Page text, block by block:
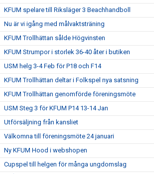
KFUM spelare till Riksläger 3 Beachhandboll
Nu är vi igång med målvaktsträning
KFUM Trollhättan sålde Högvinsten
KFUM Strumpor i storlek 36-40 åter i butiken
USM helg 3-4 Feb för P18 och F14
KFUM Trollhättan deltar i Folkspel nya satsning
KFUM Trollhättan genomförde föreningsmöte
USM Steg 3 för KFUM P14 13-14 Jan
Utförsäljning från kansliet
Välkomna till föreningsmöte 24 januari
Ny KFUM Hood i webshopen
Cupspel till helgen för många ungdomslag